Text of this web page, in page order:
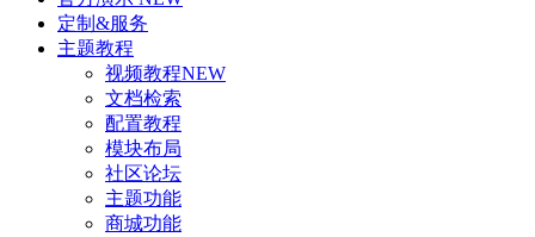
定制&服务
主题教程
视频教程NEW
文档检索
配置教程
模块布局
社区论坛
主题功能
商城功能